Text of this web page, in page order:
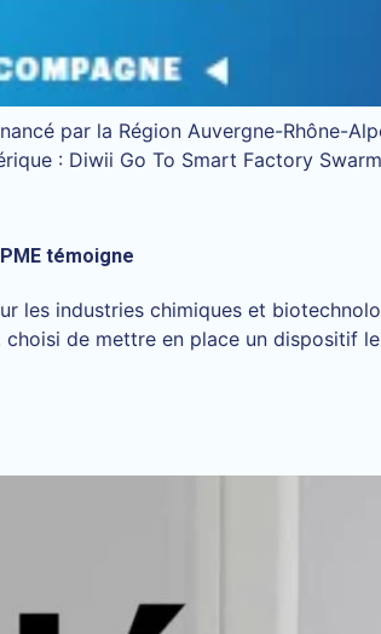
par la Région Auvergne-Rhône-
: Diwii Go To Smart Factory
témoigne
les industries chimiques et
choisi de mettre en place un dispositif